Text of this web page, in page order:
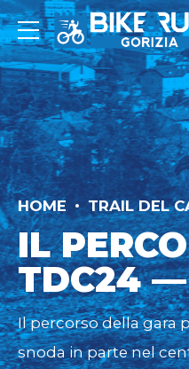
HOME TRAIL DEL
IL
TDC24 —
Il percorso della gara
snoda in parte nel